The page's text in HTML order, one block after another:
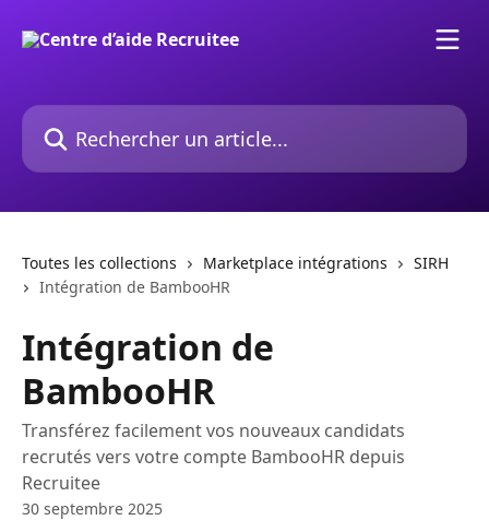
Rechercher un article...
Toutes les collections Marketplace intégrations
SIRH
Intégration de BambooHR
Intégration de
BambooHR
Transférez facilement vos nouveaux candidats
recrutés vers votre compte BambooHR depuis
Recruitee
30 septembre 2025